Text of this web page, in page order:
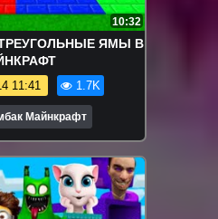
10:32
ЯМЫ В
11:41 1.7K
Майнкрафт